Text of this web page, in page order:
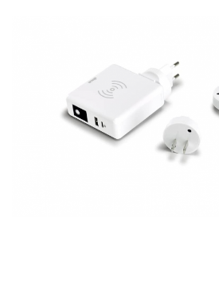
Curatenie si intretinere
Decoratiuni